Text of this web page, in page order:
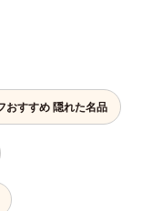
おすすめ 隠れた名品